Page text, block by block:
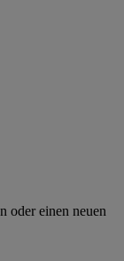
oder einen neuen